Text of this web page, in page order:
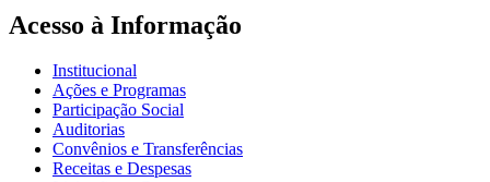
Acesso à Informação
Institucional
Ações e Programas
Participação Social
Auditorias
Convênios e Transferências
Receitas e Despesas